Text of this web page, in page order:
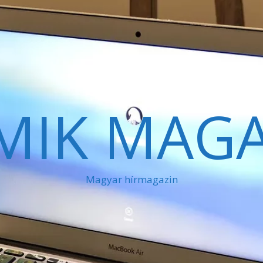
Magyar hírmagazin